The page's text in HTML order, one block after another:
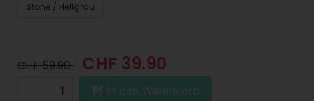
Stone / Hellgrau
CHF 59.90 CHF 39.90
In den Warenkorb